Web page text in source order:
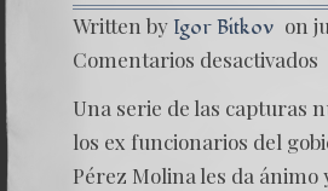
Written by Igor Bitkov on
Comentarios desactivados
Una serie de las capturas
los ex funcionarios del
Pérez Molina les da ánimo